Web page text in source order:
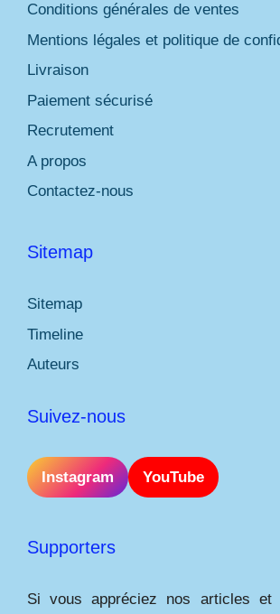
Conditions générales de ventes
Mentions légales et politique de
Livraison
Paiement sécurisé
Recrutement
A propos
Contactez-nous
Sitemap
Sitemap
Timeline
Auteurs
Suivez-nous
Instagram YouTube
Supporters
Si vous appréciez nos articles et